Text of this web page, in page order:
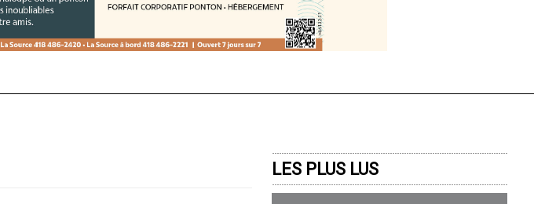
LES PLUS LUS